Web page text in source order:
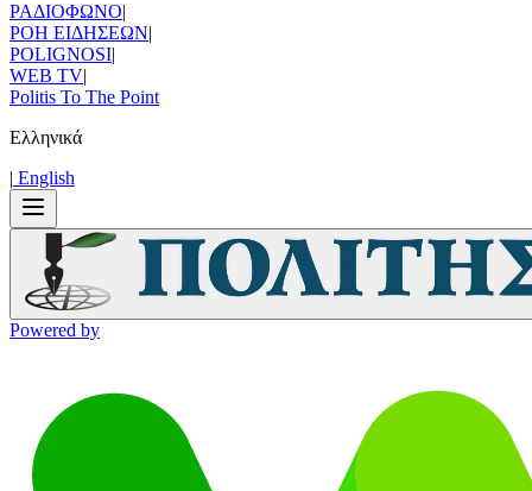
ΡΑΔΙΟΦΩΝΟ|
ΡΟΗ ΕΙΔΗΣΕΩΝ|
POLIGNOSI|
WEB TV|
Politis To The Point
Ελληνικά
| Εnglish
Powered by